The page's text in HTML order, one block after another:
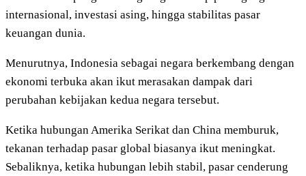
internasional, investasi asing, hingga stabilitas pasar
keuangan dunia.
Menurutnya, Indonesia sebagai negara berkembang dengan
ekonomi terbuka akan ikut merasakan dampak dari
perubahan kebijakan kedua negara tersebut.
Ketika hubungan Amerika Serikat dan China memburuk,
tekanan terhadap pasar global biasanya ikut meningkat.
Sebaliknya, ketika hubungan lebih stabil, pasar cenderung